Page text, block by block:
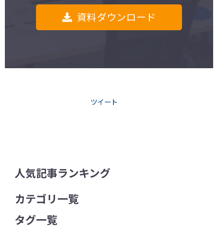
資料ダウンロード
ツイート
人気記事ランキング
カテゴリ一覧
タグ一覧